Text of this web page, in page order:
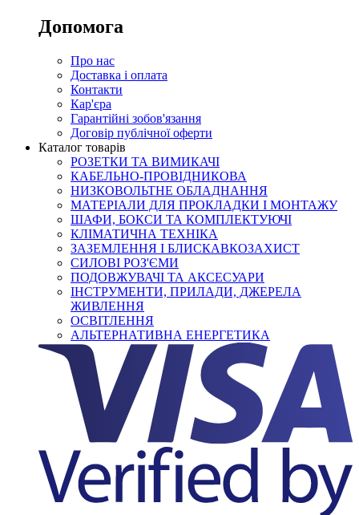
Допомога
Про нас
Доставка і оплата
Контакти
Кар'єра
Гарантійні зобов'язання
Договір публічної оферти
Каталог товарів
РОЗЕТКИ ТА ВИМИКАЧІ
КАБЕЛЬНО-ПРОВІДНИКОВА
НИЗКОВОЛЬТНЕ ОБЛАДНАННЯ
МАТЕРІАЛИ ДЛЯ ПРОКЛАДКИ І МОНТАЖУ
ШАФИ, БОКСИ ТА КОМПЛЕКТУЮЧІ
КЛІМАТИЧНА ТЕХНІКА
ЗАЗЕМЛЕННЯ І БЛИСКАВКОЗАХИСТ
СИЛОВІ РОЗ'ЄМИ
ПОДОВЖУВАЧІ ТА АКСЕСУАРИ
ІНСТРУМЕНТИ, ПРИЛАДИ, ДЖЕРЕЛА
ЖИВЛЕННЯ
ОСВІТЛЕННЯ
АЛЬТЕРНАТИВНА ЕНЕРГЕТИКА